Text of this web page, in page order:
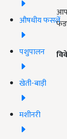
औषधीय फसलें
पशुपालन
खेती-बाड़ी
मशीनरी